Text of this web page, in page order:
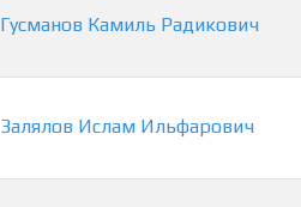
Гусманов Камиль Радикович
Залялов Ислам Ильфарович